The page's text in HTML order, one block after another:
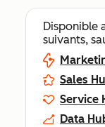
Disponible
suivants,
Sales
Service
Data